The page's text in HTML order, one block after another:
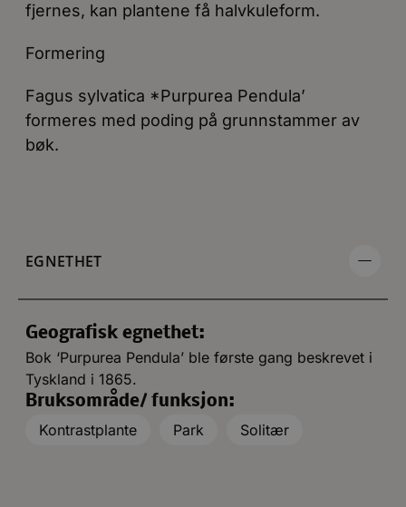
fjernes, kan plantene få halvkuleform.
Formering
Fagus sylvatica *Purpurea Pendula’
formeres med poding på grunnstammer av
bøk.
EGNETHET
Geografisk egnethet:
Bok ‘Purpurea Pendula’ ble første gang beskrevet i
Tyskland i 1865.
Bruksområde/ funksjon:
Kontrastplante
Park Solitær